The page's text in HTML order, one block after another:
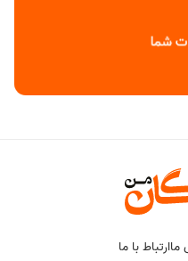
ماارتباط با ما